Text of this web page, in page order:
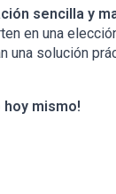
sencilla y
en una
una solución
hoy mismo!